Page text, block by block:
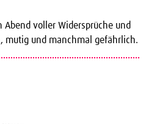
Abend voller Widersprüche und
mutig und manchmal gefährlich.